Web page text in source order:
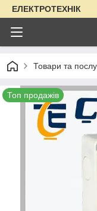
ЕЛЕКТРОТЕХНІК
Товари та
Топ продажів